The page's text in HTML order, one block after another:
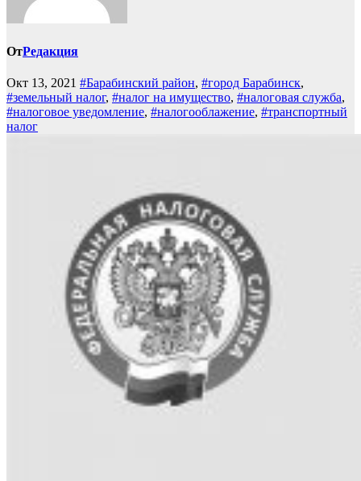
ОтРедакция
Окт 13, 2021 #Барабинский район, #город Барабинск,
#земельный налог, #налог на имущество, #налоговая служба,
#налоговое уведомление, #налогооблажение, #транспортный
налог